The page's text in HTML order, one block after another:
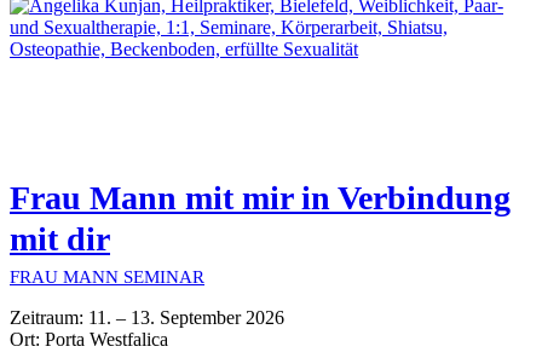
Frau Mann mit mir in Verbindung
mit dir
FRAU MANN SEMINAR
Zeitraum: 11. – 13. September 2026
Ort: Porta Westfalica